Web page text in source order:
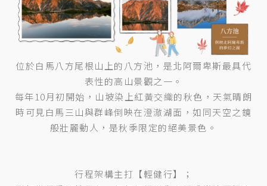
位於白馬八方尾根山上的八方池，是北阿爾卑斯最具代
表性的高山景觀之一。
每年10月初開始，山坡染上紅黃交織的秋色，天氣晴朗
時可見白馬三山與群峰倒映在澄澈湖面，如同天空之鏡
般壯麗動人，是秋季限定的絕美景色。
行程架構主打【輕健行】；